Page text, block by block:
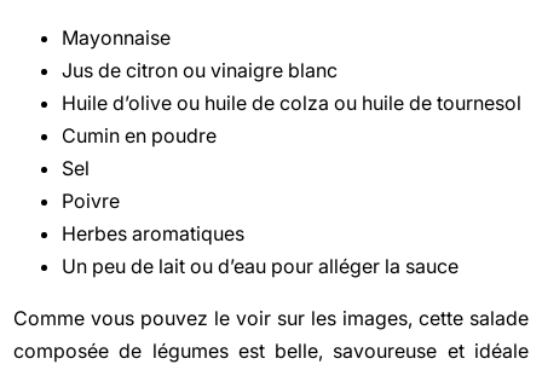
Mayonnaise
Jus de citron ou vinaigre blanc
Huile d’olive ou huile de colza ou huile de tournesol
Cumin en poudre
Sel
Poivre
Herbes aromatiques
Un peu de lait ou d’eau pour alléger la sauce
Comme vous pouvez le voir sur les images, cette salade
composée de légumes est belle, savoureuse et idéale